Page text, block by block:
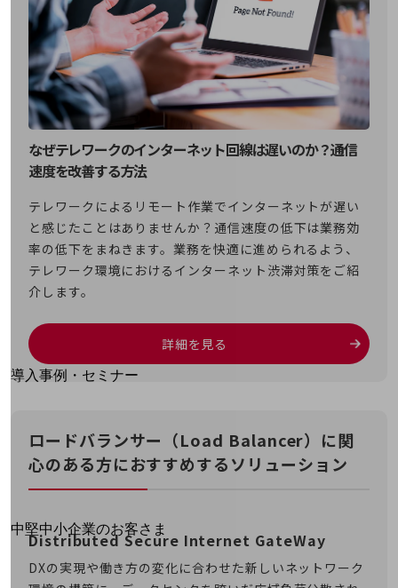
5Gデータプラス
データプラス
IoT向け回線料金
home5Gプラン
モバイルサービス
端末の一元管理
セキュリティ
運用保守・故障紛失サポート
回線・ネットワーク
お手続き
別ウィンドウで開きます
サービスをご利用中のお客さま
導入事例・セミナー
セミナー
開催・出展する各種セミナー、イベント情報をご紹介します
中堅中小企業のお客さま
NTTドコモビジネスウォッチ
ビジネスお役立ち情報
なぜテレワークのインターネット回線は遅いのか？通信
速度を改善する方法
テレワークによるリモート作業でインターネットが遅い
と感じたことはありませんか？通信速度の低下は業務効
率の低下をまねきます。業務を快適に進められるよう、
テレワーク環境におけるインターネット渋滞対策をご紹
介します。
詳細を見る
ロードバランサー（Load Balancer）に関
心のある方におすすめするソリューション
Distributed Secure Internet GateWay
DXの実現や働き方の変化に合わせた新しいネットワーク